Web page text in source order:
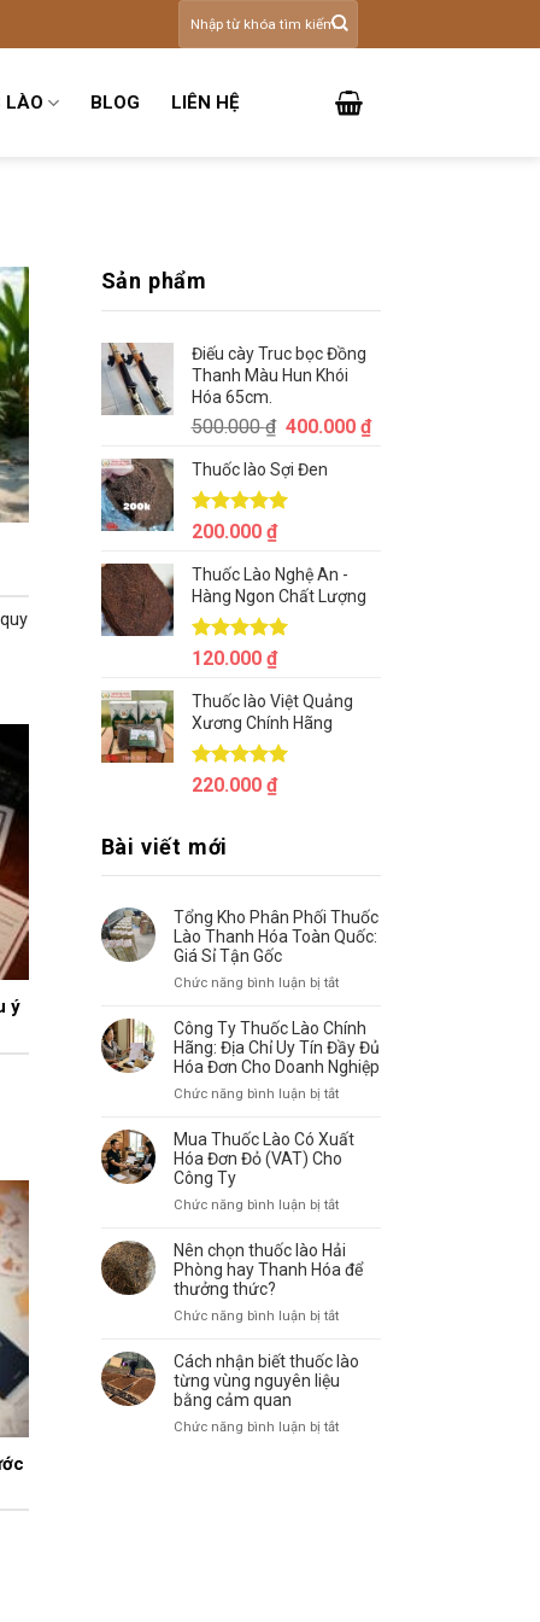
kiếm:
LÀO BLOG LIÊN HỆ
ý
Sản phẩm
Điếu cày Truc bọc Đồng
Thanh Màu Hun Khói
Hóa 65cm.
500.000₫ Giá
là:
500.000 ₫.
400.000₫Giá
Thuốc lào Sợi Đen
Được xếp
5.00
5 sao
200.000 ₫
Thuốc Lào Nghệ An -
Hàng Ngon Chất Lượng
Được xếp
5.00
5 sao
120.000 ₫
Thuốc lào Việt Quảng
Xương Chính Hãng
Được xếp
5.00
220.000 ₫
Bài viết mới
Tổng Kho Phân Phối Thuốc
Lào Thanh Hóa Toàn Quốc:
Giá Sỉ Tận Gốc
Chức năng bình luận bị tắtở
Kho
Phân
Phối
Hóa
Toàn
Giá
Tận
Gốc
Công Ty Thuốc Lào Chính
Hãng: Địa Chỉ Uy Tín Đầy Đủ
Hóa Đơn Cho Doanh Nghiệp
Chức năng bình luận bị tắtở
Ty
Thuốc
Chỉ
Uy
Đầy
Hóa
Đơn
Doanh
Mua Thuốc Lào Có Xuất
Hóa Đơn Đỏ (VAT) Cho
Công Ty
Chức năng bình luận bị tắtở
Thuốc
Lào
Đỏ
(VAT)
Công
Nên chọn thuốc lào Hải
Phòng hay Thanh Hóa để
thưởng thức?
Chức năng bình luận bị tắtở
chọn
thuốc
Cách nhận biết thuốc lào
từng vùng nguyên liệu
bằng cảm quan
Chức năng bình luận bị tắtở